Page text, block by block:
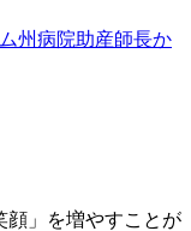
州病院助産師長か
顔」を増やすことが